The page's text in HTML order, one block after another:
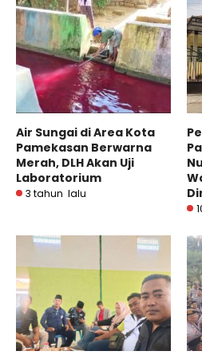
Air Sungai di Area Kota
Pamekasan Berwarna
Merah, DLH Akan Uji
Laboratorium
3 tahun lalu